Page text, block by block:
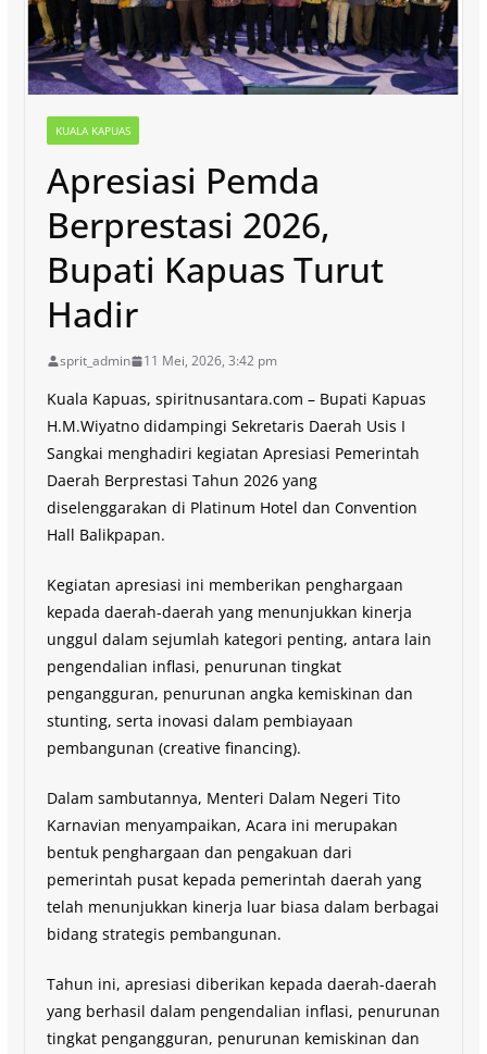
KUALA KAPUAS
Apresiasi Pemda
Berprestasi 2026,
Bupati Kapuas Turut
Hadir
sprit_admin 11 Mei, 2026, 3:42 pm
Kuala Kapuas, spiritnusantara.com – Bupati Kapuas
H.M.Wiyatno didampingi Sekretaris Daerah Usis I
Sangkai menghadiri kegiatan Apresiasi Pemerintah
Daerah Berprestasi Tahun 2026 yang
diselenggarakan di Platinum Hotel dan Convention
Hall Balikpapan.
Kegiatan apresiasi ini memberikan penghargaan
kepada daerah-daerah yang menunjukkan kinerja
unggul dalam sejumlah kategori penting, antara lain
pengendalian inflasi, penurunan tingkat
pengangguran, penurunan angka kemiskinan dan
stunting, serta inovasi dalam pembiayaan
pembangunan (creative financing).
Dalam sambutannya, Menteri Dalam Negeri Tito
Karnavian menyampaikan, Acara ini merupakan
bentuk penghargaan dan pengakuan dari
pemerintah pusat kepada pemerintah daerah yang
telah menunjukkan kinerja luar biasa dalam berbagai
bidang strategis pembangunan.
Tahun ini, apresiasi diberikan kepada daerah-daerah
yang berhasil dalam pengendalian inflasi, penurunan
tingkat pengangguran, penurunan kemiskinan dan